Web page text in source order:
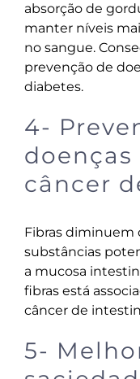
absorção de
manter níveis
no sangue.
prevenção de
diabetes.
4-
câncer
Fibras
substâncias
a mucosa
fibras está
câncer de
5-